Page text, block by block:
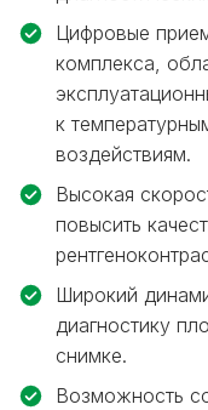
Цифровые
комплекса,
к
воздействиям.
Высокая
повысить
Широкий
диагностику
снимке.
Возможность